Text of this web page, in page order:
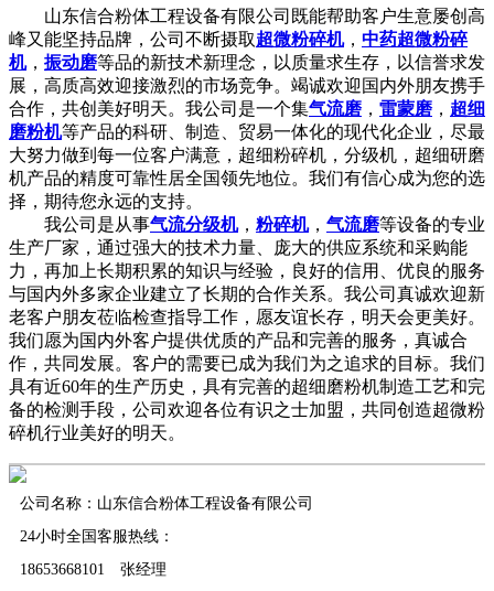
山东信合粉体工程设备有限公司既能帮助客户生意屡创高
峰又能坚持品牌，公司不断摄取超微粉碎机， 中药超微粉碎
机， 振动磨等品的新技术新理念，以质量求生存，以信誉求发
展，高质高效迎接激烈的市场竞争。竭诚欢迎国内外朋友携手
合作，共创美好明天。我公司是一个集气流磨 ， 雷蒙磨 ， 超细
磨粉机等产品的科研、制造、贸易一体化的现代化企业，尽最
大努力做到每一位客户满意，超细粉碎机，分级机，超细研磨
机产品的精度可靠性居全国领先地位。我们有信心成为您的选
择，期待您永远的支持。
我公司是从事气流分级机， 粉碎机， 气流磨等设备的专业
生产厂家，通过强大的技术力量、庞大的供应系统和采购能
力，再加上长期积累的知识与经验，良好的信用、优良的服务
与国内外多家企业建立了长期的合作关系。我公司真诚欢迎新
老客户朋友莅临检查指导工作，愿友谊长存，明天会更美好。
我们愿为国内外客户提供优质的产品和完善的服务，真诚合
作，共同发展。客户的需要已成为我们为之追求的目标。我们
具有近60年的生产历史，具有完善的超细磨粉机制造工艺和完
备的检测手段，公司欢迎各位有识之士加盟，共同创造超微粉
碎机行业美好的明天。
公司名称：山东信合粉体工程设备有限公司
24小时全国客服热线：
18653668101 张经理